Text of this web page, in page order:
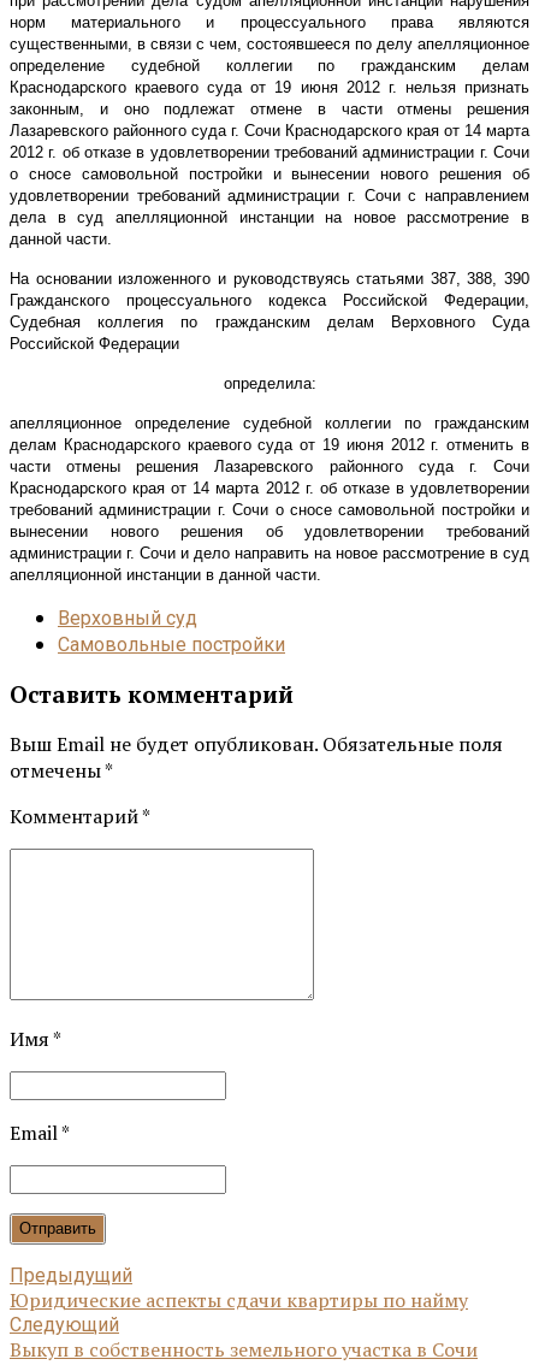
норм материального и процессуального права являются
существенными, в связи с чем, состоявшееся по делу апелляционное
определение судебной коллегии по гражданским делам
Краснодарского краевого суда от 19 июня 2012 г. нельзя признать
законным, и оно подлежат отмене в части отмены решения
Лазаревского районного суда г. Сочи Краснодарского края от 14 марта
2012 г. об отказе в удовлетворении требований администрации г. Сочи
о сносе самовольной постройки и вынесении нового решения об
удовлетворении требований администрации г. Сочи с направлением
дела в суд апелляционной инстанции на новое рассмотрение в
данной части.
На основании изложенного и руководствуясь статьями 387, 388, 390
Гражданского процессуального кодекса Российской Федерации,
Судебная коллегия по гражданским делам Верховного Суда
Российской Федерации
определила:
апелляционное определение судебной коллегии по гражданским
делам Краснодарского краевого суда от 19 июня 2012 г. отменить в
части отмены решения Лазаревского районного суда г. Сочи
Краснодарского края от 14 марта 2012 г. об отказе в удовлетворении
требований администрации г. Сочи о сносе самовольной постройки и
вынесении нового решения об удовлетворении требований
администрации г. Сочи и дело направить на новое рассмотрение в суд
апелляционной инстанции в данной части.
Верховный суд
Самовольные постройки
Оставить комментарий
Выш Email не будет опубликован. Обязательные поля
отмечены *
Комментарий*
Имя *
Email *
Отправить
Предыдущий
Юридические аспекты сдачи квартиры по найму
Следующий
Выкуп в собственность земельного участка в Сочи